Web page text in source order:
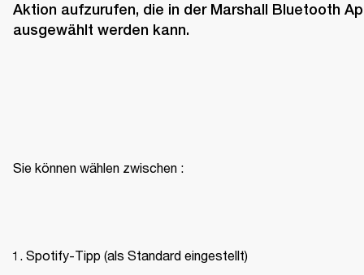
Aktion aufzurufen, die in der Marshall Bluetooth
ausgewählt werden kann.
Sie können wählen zwischen :
Spotify-Tipp (als Standard eingestellt)